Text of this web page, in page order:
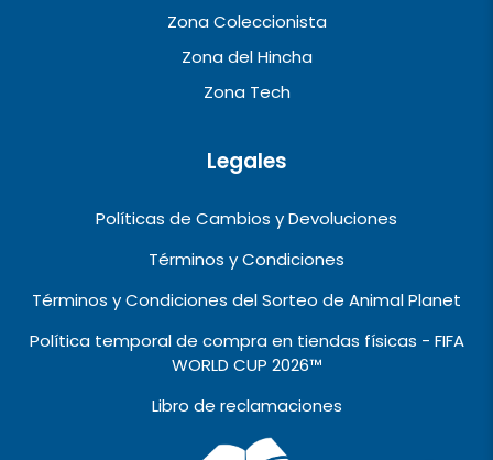
Zona Coleccionista
Zona del Hincha
Zona Tech
Legales
Políticas de Cambios y Devoluciones
Términos y Condiciones
Términos y Condiciones del Sorteo de Animal Planet
Política temporal de compra en tiendas físicas - FIFA
WORLD CUP 2026™️
Libro de reclamaciones